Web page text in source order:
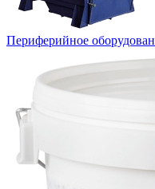
Периферийное